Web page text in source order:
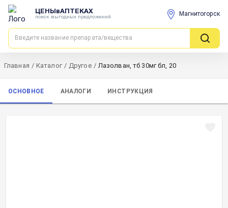
ЦЕНЫвАПТЕКАХ
поиск выгодных предложений Магнитогорск
Главная / Каталог / Другое / Лазолван, тб 30мг бл, 20
ОСНОВНОЕ АНАЛОГИ ИНСТРУКЦИЯ